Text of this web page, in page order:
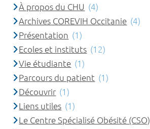
À propos du CHU (4)
Archives COREVIH Occitanie (4)
Présentation (1)
Ecoles et instituts (12)
Vie étudiante (1)
Parcours du patient (1)
Découvrir (1)
Liens utiles (1)
Le Centre Spécialisé Obésité (CSO)